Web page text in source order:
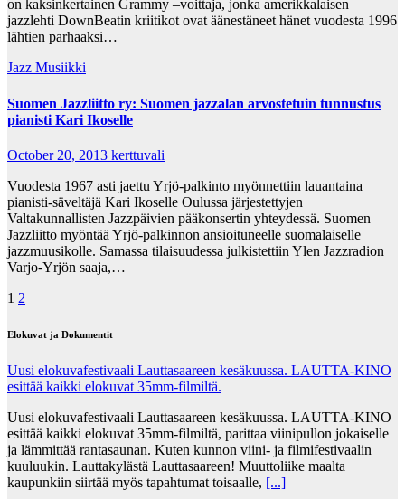
on kaksinkertainen Grammy –voittaja, jonka amerikkalaisen
jazzlehti DownBeatin kriitikot ovat äänestäneet hänet vuodesta 1996
lähtien parhaaksi…
Jazz Musiikki
Suomen Jazzliitto ry: Suomen jazzalan arvostetuin tunnustus
pianisti Kari Ikoselle
October 20, 2013 kerttuvali
Vuodesta 1967 asti jaettu Yrjö-palkinto myönnettiin lauantaina
pianisti-säveltäjä Kari Ikoselle Oulussa järjestettyjen
Valtakunnallisten Jazzpäivien pääkonsertin yhteydessä. Suomen
Jazzliitto myöntää Yrjö-palkinnon ansioituneelle suomalaiselle
jazzmuusikolle. Samassa tilaisuudessa julkistettiin Ylen Jazzradion
Varjo-Yrjön saaja,…
Posts
pagination
1 2
Elokuvat ja Dokumentit
Uusi elokuvafestivaali Lauttasaareen kesäkuussa. LAUTTA-KINO
esittää kaikki elokuvat 35mm-filmiltä.
Uusi elokuvafestivaali Lauttasaareen kesäkuussa. LAUTTA-KINO
esittää kaikki elokuvat 35mm-filmiltä, parittaa viinipullon jokaiselle
ja lämmittää rantasaunan. Kuten kunnon viini- ja filmifestivaalin
kuuluukin. Lauttakylästä Lauttasaareen! Muuttoliike maalta
kaupunkiin siirtää myös tapahtumat toisaalle, [...]